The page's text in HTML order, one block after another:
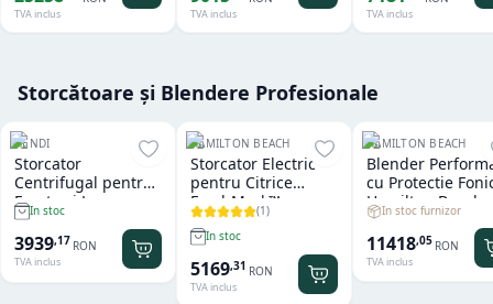
TVA inclus TVA inclus TVA inclus
Storcătoare și Blendere Profesionale
HENDI
Storcator
Centrifugal pentru
Fructe si Legume
Hendi
In stoc
3939,17 RON
TVA inclus
HAMILTON BEACH
Storcator Electric
pentru Citrice
FreshMark™
Hamilton Beach
(1)
In stoc
5169,31 RON
TVA inclus
HAMILTON BEACH
Blender
cu Protectie
Hamilton Beach
Summit® Edge
In stoc furnizor
11418,05 RON
TVA inclus